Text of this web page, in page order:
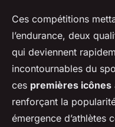
Ces compétitions
l’endurance, deux
qui deviennent
incontournables du
ces premières icônes
renforçant la
émergence d’athlètes